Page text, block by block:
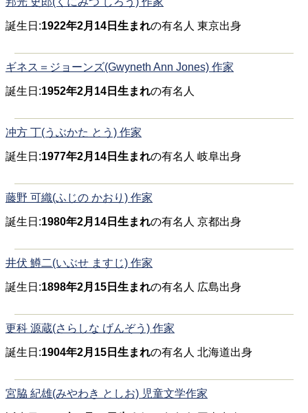
誕生日:1922年2月14日生まれの有名人 東京出身
ギネス＝ジョーンズ(Gwyneth Ann Jones) 作家
誕生日:1952年2月14日生まれの有名人
冲方 丁(うぶかた とう) 作家
誕生日:1977年2月14日生まれの有名人 岐阜出身
藤野 可織(ふじの かおり) 作家
誕生日:1980年2月14日生まれの有名人 京都出身
井伏 鱒二(いぶせ ますじ) 作家
誕生日:1898年2月15日生まれの有名人 広島出身
更科 源蔵(さらしな げんぞう) 作家
誕生日:1904年2月15日生まれの有名人 北海道出身
宮脇 紀雄(みやわき としお) 児童文学作家